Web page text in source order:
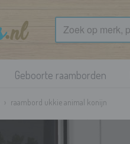
Geboorte raamborden
› raambord ukkie animal konijn